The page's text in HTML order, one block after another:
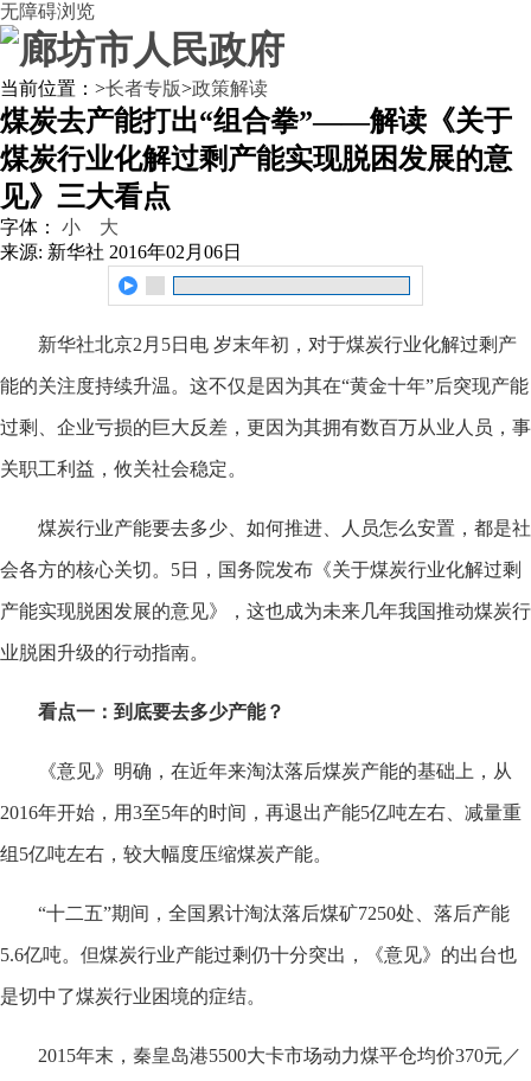
无障碍浏览
当前位置： >长者专版>政策解读
煤炭去产能打出“组合拳”——解读《关于
煤炭行业化解过剩产能实现脱困发展的意
见》三大看点
字体： 小
大
来源: 新华社 2016年02月06日
新华社北京2月5日电 岁末年初，对于煤炭行业化解过剩产
能的关注度持续升温。这不仅是因为其在“黄金十年”后突现产能
过剩、企业亏损的巨大反差，更因为其拥有数百万从业人员，事
关职工利益，攸关社会稳定。
煤炭行业产能要去多少、如何推进、人员怎么安置，都是社
会各方的核心关切。5日，国务院发布《关于煤炭行业化解过剩
产能实现脱困发展的意见》，这也成为未来几年我国推动煤炭行
业脱困升级的行动指南。
看点一：到底要去多少产能？
《意见》明确，在近年来淘汰落后煤炭产能的基础上，从
2016年开始，用3至5年的时间，再退出产能5亿吨左右、减量重
组5亿吨左右，较大幅度压缩煤炭产能。
“十二五”期间，全国累计淘汰落后煤矿7250处、落后产能
5.6亿吨。但煤炭行业产能过剩仍十分突出，《意见》的出台也
是切中了煤炭行业困境的症结。
2015年末，秦皇岛港5500大卡市场动力煤平仓均价370元／